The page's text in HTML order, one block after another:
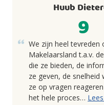
Huub
9
We zijn heel tevreden
Makelaarsland t.a.v.
die ze bieden, de
ze geven, de snelheid
ze op vragen
het hele proces…